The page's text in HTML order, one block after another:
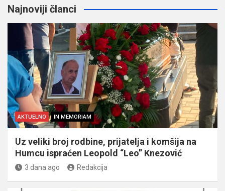
Najnoviji članci
AKTUELNO IN MEMORIAM
Uz veliki broj rodbine, prijatelja i komšija na
Humcu ispraćen Leopold “Leo” Knezović
3 dana ago Redakcija